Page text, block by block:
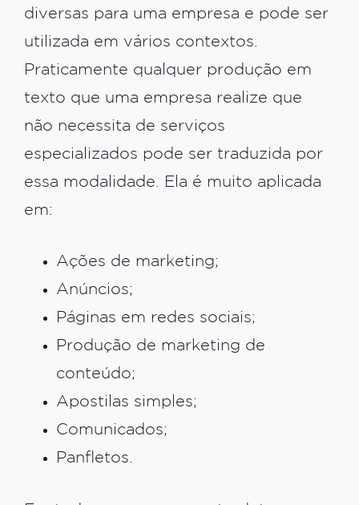
diversas para uma empresa e pode ser
utilizada em vários contextos.
Praticamente qualquer produção em
texto que uma empresa realize que
não necessita de serviços
especializados pode ser traduzida por
essa modalidade. Ela é muito aplicada
em:
Ações de marketing;
Anúncios;
Páginas em redes sociais;
Produção de marketing de
conteúdo;
Apostilas simples;
Comunicados;
Panfletos.